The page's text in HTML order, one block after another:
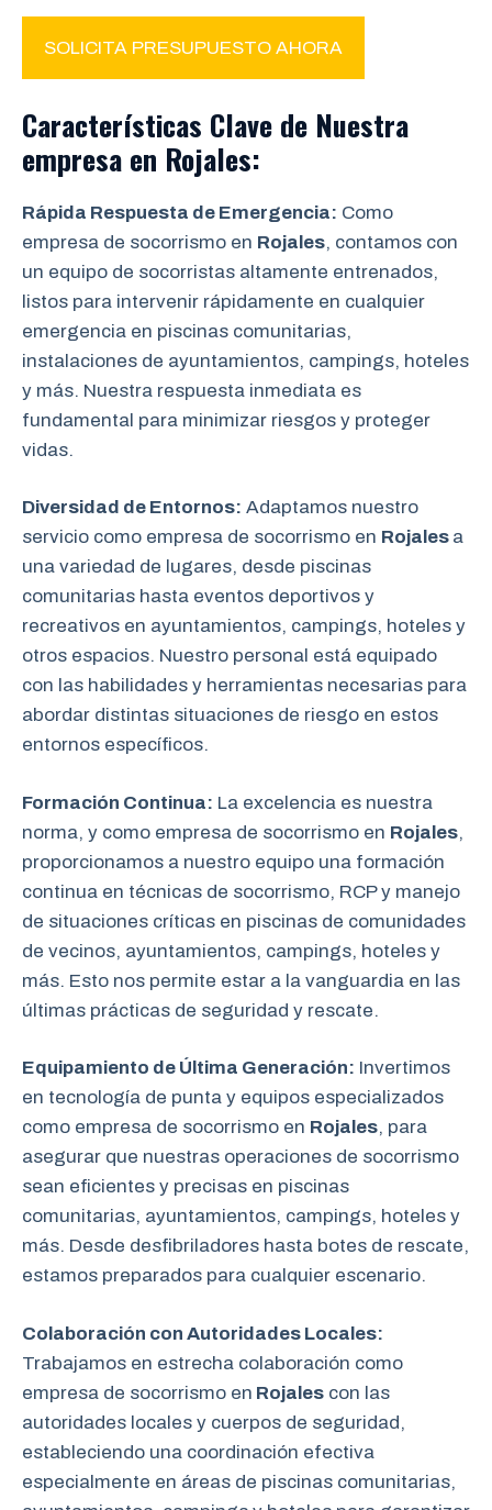
SOLICITA PRESUPUESTO AHORA
Características Clave de Nuestra
empresa en Rojales:
Rápida Respuesta de Emergencia: Como
empresa de socorrismo en Rojales, contamos con
un equipo de socorristas altamente entrenados,
listos para intervenir rápidamente en cualquier
emergencia en piscinas comunitarias,
instalaciones de ayuntamientos, campings, hoteles
y más. Nuestra respuesta inmediata es
fundamental para minimizar riesgos y proteger
vidas.
Diversidad de Entornos: Adaptamos nuestro
servicio como empresa de socorrismo en Rojales a
una variedad de lugares, desde piscinas
comunitarias hasta eventos deportivos y
recreativos en ayuntamientos, campings, hoteles y
otros espacios. Nuestro personal está equipado
con las habilidades y herramientas necesarias para
abordar distintas situaciones de riesgo en estos
entornos específicos.
Formación Continua: La excelencia es nuestra
norma, y como empresa de socorrismo en Rojales,
proporcionamos a nuestro equipo una formación
continua en técnicas de socorrismo, RCP y manejo
de situaciones críticas en piscinas de comunidades
de vecinos, ayuntamientos, campings, hoteles y
más. Esto nos permite estar a la vanguardia en las
últimas prácticas de seguridad y rescate.
Equipamiento de Última Generación: Invertimos
en tecnología de punta y equipos especializados
como empresa de socorrismo en Rojales, para
asegurar que nuestras operaciones de socorrismo
sean eficientes y precisas en piscinas
comunitarias, ayuntamientos, campings, hoteles y
más. Desde desfibriladores hasta botes de rescate,
estamos preparados para cualquier escenario.
Colaboración con Autoridades Locales:
Trabajamos en estrecha colaboración como
empresa de socorrismo en Rojales con las
autoridades locales y cuerpos de seguridad,
estableciendo una coordinación efectiva
especialmente en áreas de piscinas comunitarias,